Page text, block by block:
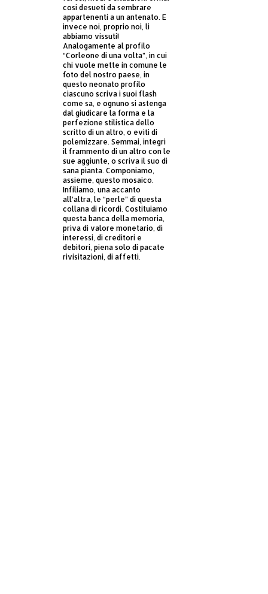
così desueti da sembrare
appartenenti a un antenato. E
invece noi, proprio noi, li
abbiamo vissuti!
Analogamente al profilo
“Corleone di una volta”, in cui
chi vuole mette in comune le
foto del nostro paese, in
questo neonato profilo
ciascuno scriva i suoi flash
come sa, e ognuno si astenga
dal giudicare la forma e la
perfezione stilistica dello
scritto di un altro, o eviti di
polemizzare. Semmai, integri
il frammento di un altro con le
sue aggiunte, o scriva il suo di
sana pianta. Componiamo,
assieme, questo mosaico.
Infiliamo, una accanto
all’altra, le “perle” di questa
collana di ricordi. Costituiamo
questa banca della memoria,
priva di valore monetario, di
interessi, di creditori e
debitori, piena solo di pacate
rivisitazioni, di affetti.